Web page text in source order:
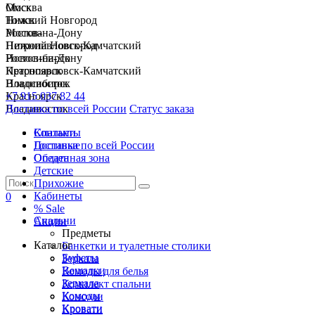
Москва
Нижний Новгород
Ростов-на-Дону
Петропавловск-Камчатский
Новосибирск
Красноярск
Владивосток
+7 915 037 82 44
Доставка по всей России Статус заказа
Спальни
Гостиные
Обеденная зона
Детские
Прихожие
Кабинеты
% Sale
Акции
Каталог
Буфеты
Вешалки
Зеркала
Комоды
Кровати
Омск
Томск
Москва
Нижний Новгород
Ростов-на-Дону
Петропавловск-Камчатский
Новосибирск
Красноярск
Владивосток
Контакты
Доставка по всей России
Оплата
0
Спальни
Предметы
Банкетки и туалетные столики
Зеркала
Комоды для белья
Комплект спальни
Консоли
Кровати